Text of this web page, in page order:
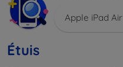
Apple iPad Air
Étuis